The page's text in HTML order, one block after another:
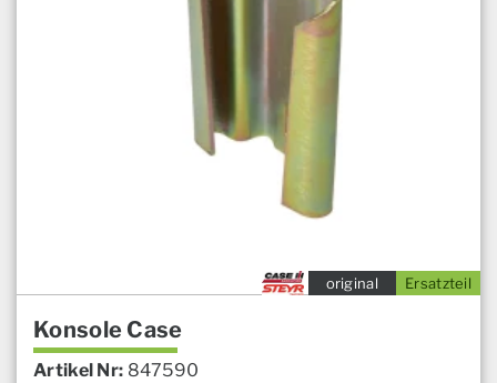
Ersatzteil
original
Konsole Case
Artikel Nr: 847590